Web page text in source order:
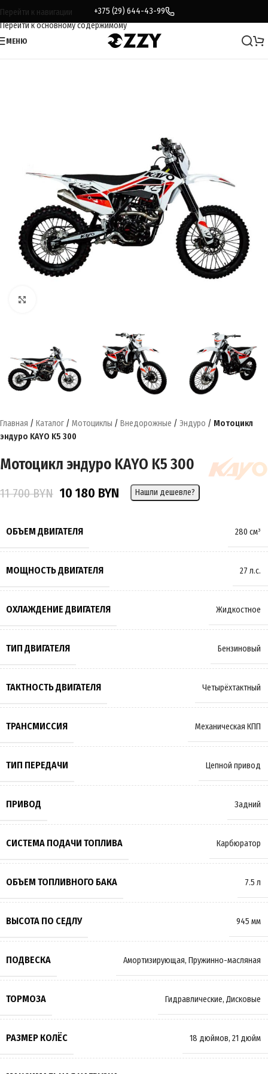
Перейти к навигации
Перейти к основному содержимому
+375 (29) 644-43-99
МЕНЮ
Главная / Каталог / Мотоциклы / Внедорожные / Эндуро / Мотоцикл
эндуро KAYO K5 300
Мотоцикл эндуро KAYO K5 300
11 700BYN 10 180 BYN Нашли дешевле?
ОБЪЕМ ДВИГАТЕЛЯ 280 см³
МОЩНОСТЬ ДВИГАТЕЛЯ 27 л.с.
ОХЛАЖДЕНИЕ ДВИГАТЕЛЯ Жидкостное
ТИП ДВИГАТЕЛЯ Бензиновый
ТАКТНОСТЬ ДВИГАТЕЛЯ Четырёхтактный
ТРАНСМИССИЯ Механическая КПП
ТИП ПЕРЕДАЧИ Цепной привод
ПРИВОД Задний
СИСТЕМА ПОДАЧИ ТОПЛИВА Карбюратор
ОБЪЕМ ТОПЛИВНОГО БАКА 7.5 л
ВЫСОТА ПО СЕДЛУ 945 мм
ПОДВЕСКА Амортизирующая, Пружинно-масляная
ТОРМОЗА Гидравлические, Дисковые
РАЗМЕР КОЛЁС 18 дюймов, 21 дюйм